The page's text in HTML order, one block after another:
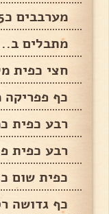
מערבבים כ5 דקות
מתבלים ב..
חצי כפית
כף פפריקה
רבע כפית
רבע כפית
כפית שום
כף גדושה